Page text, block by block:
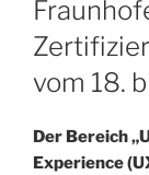
vom 18.
Der Bereich
Experience